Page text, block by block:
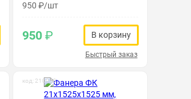
950 ₽/шт
950₽ В корзину
Быстрый заказ
код: 210020